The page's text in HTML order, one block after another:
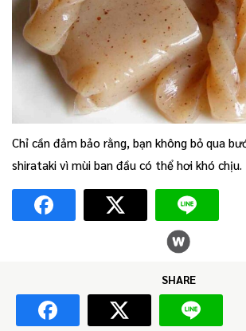
Chỉ cần đảm bảo rằng, bạn không bỏ qua
shirataki vì mùi ban đầu có thể hơi khó chịu.
SHARE